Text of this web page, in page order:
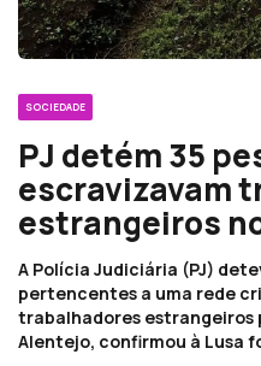
SOCIEDADE
PJ detém 35
escravizavam
estrangeiros
A Polícia Judiciária (PJ)
pertencentes a uma rede
trabalhadores estrangeiros
Alentejo, confirmou à Lusa